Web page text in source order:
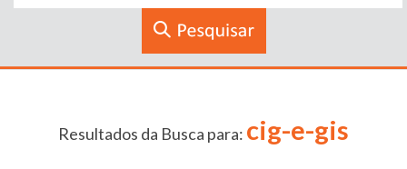
Resultados da Busca para: cig-e-gis